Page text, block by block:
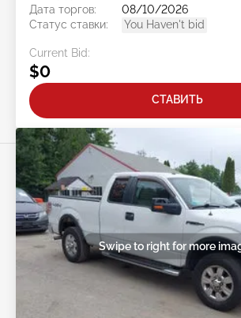
Дата торгов:
08/10/2026
Статус ставки:
You Haven't bid
Current Bid:
$0
СТАВИТЬ
Swipe to right for more